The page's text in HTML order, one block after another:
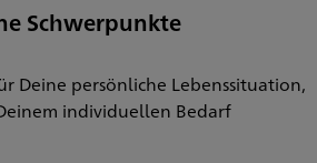
Schwerpunkte
Deine persönliche Lebenssituation,
individuellen Bedarf